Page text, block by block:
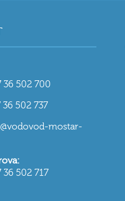
36 502 700
502 737
mostar-
36 502 717